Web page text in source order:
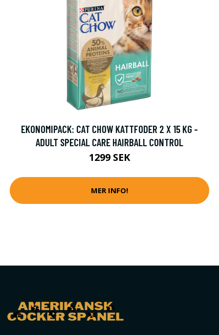
EKONOMIPACK: CAT CHOW KATTFODER 2 X 15 KG -
ADULT SPECIAL CARE HAIRBALL CONTROL
1299 SEK
MER INFO!